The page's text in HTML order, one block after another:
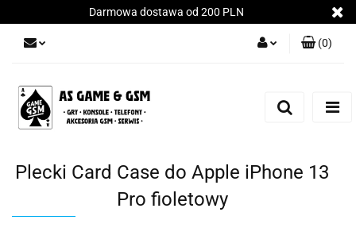
Darmowa dostawa od 200 PLN
(0)
Plecki Card Case do Apple iPhone 13
Pro fioletowy